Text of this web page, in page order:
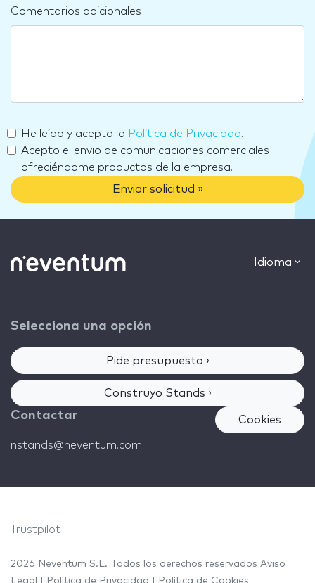
Comentarios adicionales
He leído y acepto la Política de Privacidad.
Acepto el envio de comunicaciones comerciales
ofreciéndome productos de la empresa.
Enviar solicitud »
Idioma
Selecciona una opción
Pide presupuesto ›
Construyo Stands ›
Contactar
nstands@neventum.com
Cookies
Trustpilot
2026 Neventum S.L. Todos los derechos reservados Aviso
Legal
Política de Privacidad Política de Cookies